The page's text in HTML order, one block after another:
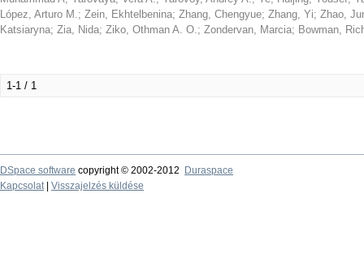
López, Arturo M.; Zein, Ekhtelbenina; Zhang, Chengyue; Zhang, Yi; Zhao,
Katsiaryna; Zia, Nida; Ziko, Othman A. O.; Zondervan, Marcia; Bowman,
1-1 / 1
DSpace software copyright © 2002-2012
Duraspace
Kapcsolat| Visszajelzés küldése